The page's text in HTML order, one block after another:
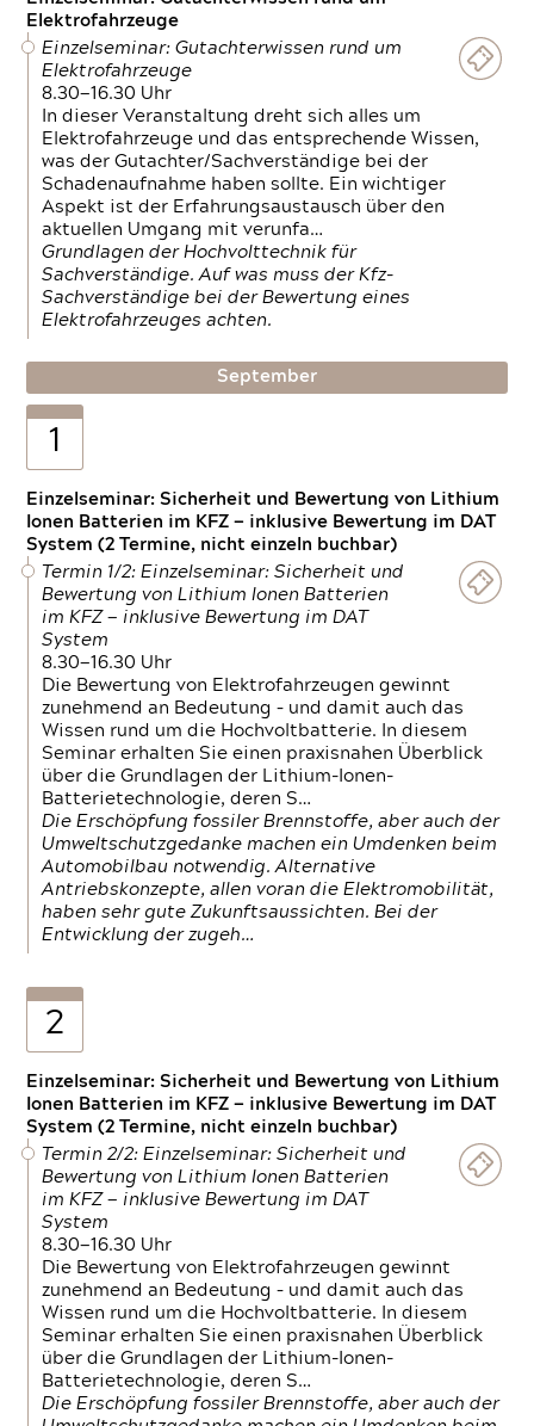
Elektrofahrzeuge
Einzelseminar: Gutachterwissen rund um
Elektrofahrzeuge
8.30—16.30 Uhr
In dieser Veranstaltung dreht sich alles um
Elektrofahrzeuge und das entsprechende Wissen,
was der Gutachter/Sachverständige bei der
Schadenaufnahme haben sollte. Ein wichtiger
Aspekt ist der Erfahrungsaustausch über den
aktuellen Umgang mit verunfa…
Grundlagen der Hochvolttechnik für
Sachverständige. Auf was muss der Kfz-
Sachverständige bei der Bewertung eines
Elektrofahrzeuges achten.
September
1
Einzelseminar: Sicherheit und Bewertung von Lithium
Ionen Batterien im KFZ — inklusive Bewertung im DAT
System (2 Termine, nicht einzeln buchbar)
Termin 1/2: Einzelseminar: Sicherheit und
Bewertung von Lithium Ionen Batterien
im KFZ — inklusive Bewertung im DAT
System
8.30—16.30 Uhr
Die Bewertung von Elektrofahrzeugen gewinnt
zunehmend an Bedeutung – und damit auch das
Wissen rund um die Hochvoltbatterie. In diesem
Seminar erhalten Sie einen praxisnahen Überblick
über die Grundlagen der Lithium-Ionen-
Batterietechnologie, deren S…
Die Erschöpfung fossiler Brennstoffe, aber auch der
Umweltschutzgedanke machen ein Umdenken beim
Automobilbau notwendig. Alternative
Antriebskonzepte, allen voran die Elektromobilität,
haben sehr gute Zukunftsaussichten. Bei der
Entwicklung der zugeh…
2
Einzelseminar: Sicherheit und Bewertung von Lithium
Ionen Batterien im KFZ — inklusive Bewertung im DAT
System (2 Termine, nicht einzeln buchbar)
Termin 2/2: Einzelseminar: Sicherheit und
Bewertung von Lithium Ionen Batterien
im KFZ — inklusive Bewertung im DAT
System
8.30—16.30 Uhr
Die Bewertung von Elektrofahrzeugen gewinnt
zunehmend an Bedeutung – und damit auch das
Wissen rund um die Hochvoltbatterie. In diesem
Seminar erhalten Sie einen praxisnahen Überblick
über die Grundlagen der Lithium-Ionen-
Batterietechnologie, deren S…
Die Erschöpfung fossiler Brennstoffe, aber auch der